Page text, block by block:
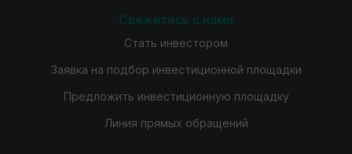
Свяжитесь с нами
Стать инвестором
Заявка на подбор инвестиционной площадки
Предложить инвестиционную площадку
Линия прямых обращений